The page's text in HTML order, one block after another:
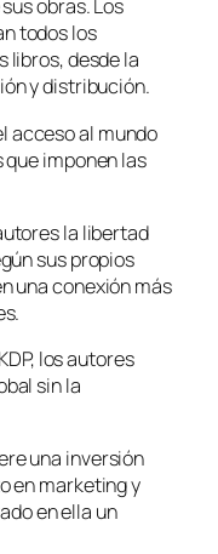
obras. Los
todos los
libros, desde la
y distribución.
acceso al mundo
imponen las
la libertad
sus propios
una conexión más
los autores
sin la
una inversión
en marketing y
en ella un